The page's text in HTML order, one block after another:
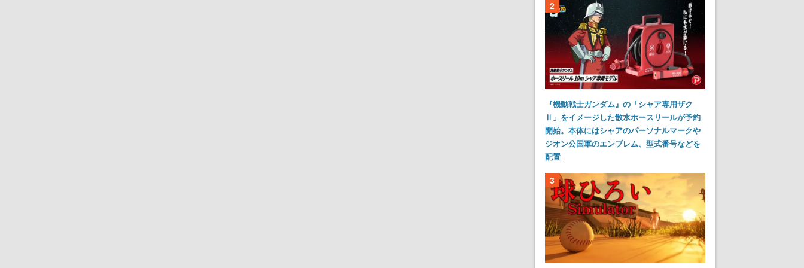
2
『機動戦士ガンダム』の「シャア専用ザク
Ⅱ」をイメージした散水ホースリールが予約
開始。本体にはシャアのパーソナルマークや
ジオン公国軍のエンブレム、型式番号などを
配置
3